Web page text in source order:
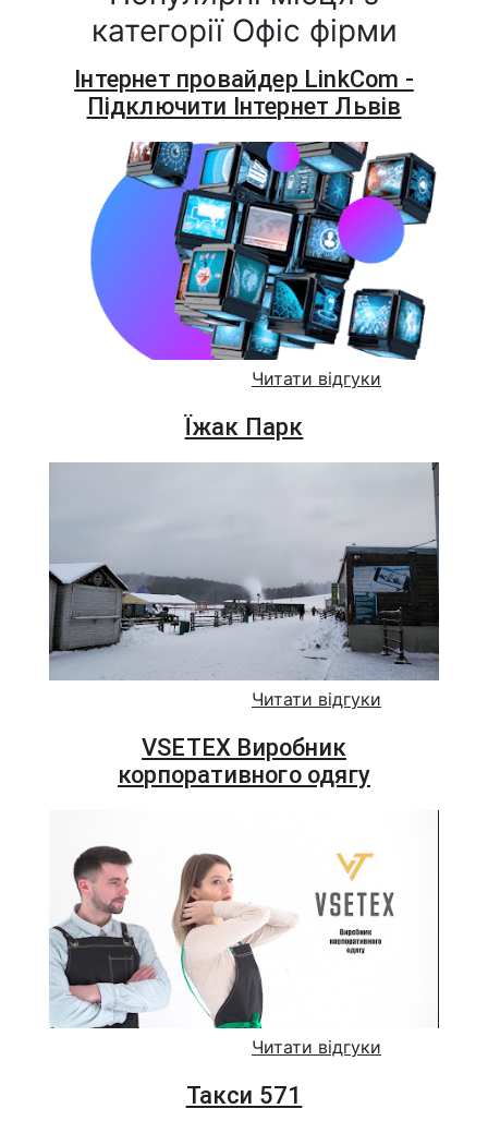
категорії Офіс фірми
Інтернет провайдер LinkCom -
Підключити Інтернет Львів
Читати відгуки
Їжак Парк
Читати відгуки
VSETEX Виробник
корпоративного одягу
Читати відгуки
Такси 571